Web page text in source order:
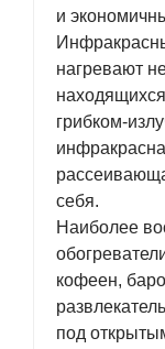
и
нагревают
грибком-
себя.
Наиболее
кофеен,
под